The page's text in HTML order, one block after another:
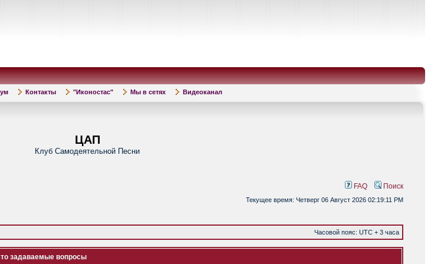
Контакты "Иконостас" Мы в сетях Видеоканал
ЦАП
Клуб Самодеятельной Песни
FAQ Поиск
Текущее время: Четверг 06 Август 2026 02:19:11 PM
Часовой пояс: UTC + 3 часа
задаваемые вопросы